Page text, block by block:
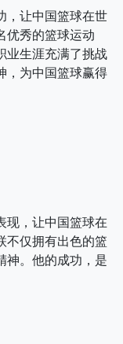
，让中国篮球在世
优秀的篮球运动
业生涯充满了挑战
，为中国篮球赢得
现，让中国篮球在
不仅拥有出色的篮
神。他的成功，是